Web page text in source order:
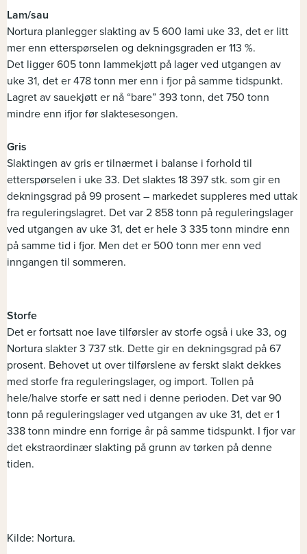
Lam/sau
Nortura planlegger slakting av 5 600 lami uke 33, det er litt
mer enn etterspørselen og dekningsgraden er 113 %.
Det ligger 605 tonn lammekjøtt på lager ved utgangen av
uke 31, det er 478 tonn mer enn i fjor på samme tidspunkt.
Lagret av sauekjøtt er nå “bare” 393 tonn, det 750 tonn
mindre enn ifjor før slaktesesongen.
Gris
Slaktingen av gris er tilnærmet i balanse i forhold til
etterspørselen i uke 33. Det slaktes 18 397 stk. som gir en
dekningsgrad på 99 prosent – markedet suppleres med uttak
fra reguleringslagret. Det var 2 858 tonn på reguleringslager
ved utgangen av uke 31, det er hele 3 335 tonn mindre enn
på samme tid i fjor. Men det er 500 tonn mer enn ved
inngangen til sommeren.
Storfe
Det er fortsatt noe lave tilførsler av storfe også i uke 33, og
Nortura slakter 3 737 stk. Dette gir en dekningsgrad på 67
prosent. Behovet ut over tilførslene av ferskt slakt dekkes
med storfe fra reguleringslager, og import. Tollen på
hele/halve storfe er satt ned i denne perioden. Det var 90
tonn på reguleringslager ved utgangen av uke 31, det er 1
338 tonn mindre enn forrige år på samme tidspunkt. I fjor var
det ekstraordinær slakting på grunn av tørken på denne
tiden.
Kilde: Nortura.